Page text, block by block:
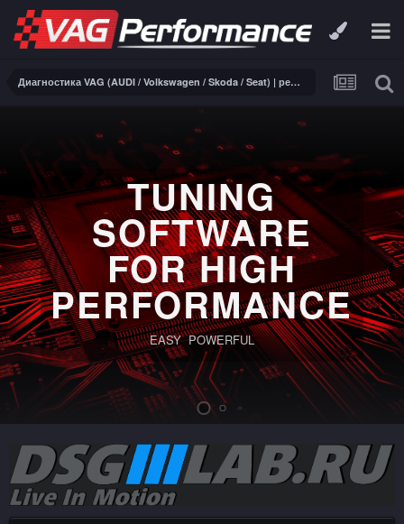
Диагностика VAG (AUDI / Volkswagen / Skoda / Seat) | ремонт электроники
TUNING
SOFTWARE
FOR HIGH
PERFORMANCE
EASY POWERFUL